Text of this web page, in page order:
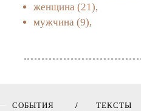
женщина (21),
мужчина (9),
СОБЫТИЯ ТЕКСТЫ